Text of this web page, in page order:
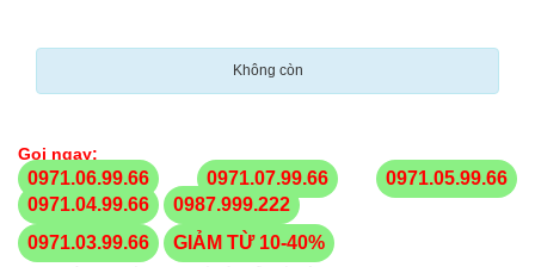
Không còn
Gọi ngay:
0971.06.99.66 0971.07.99.66
0971.05.99.66
0971.04.99.66
0987.999.222
0971.03.99.66
GIẢM TỪ 10-40%